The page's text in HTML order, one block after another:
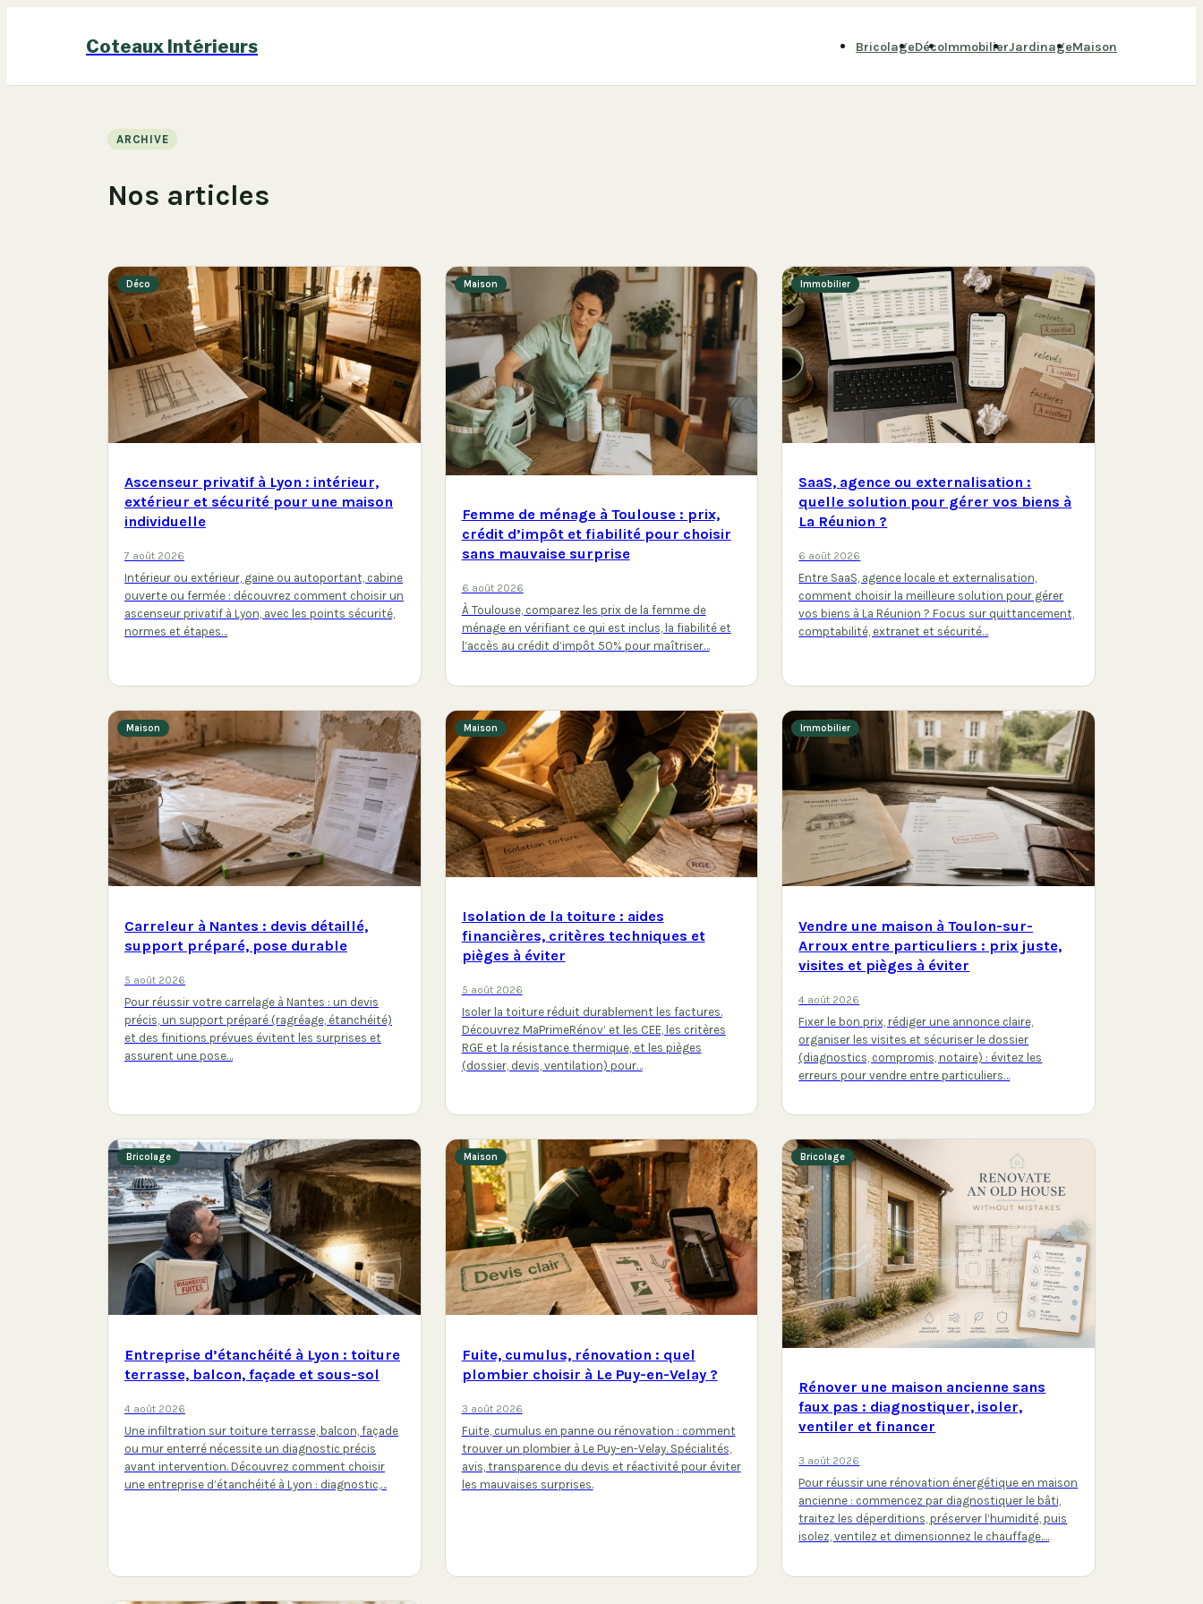
Coteaux Intérieurs BricolageDécoImmobilierJardinageMaison
ARCHIVE
Nos articles
Déco
Ascenseur privatif à Lyon : intérieur,
extérieur et sécurité pour une maison
individuelle
7 août 2026
Intérieur ou extérieur, gaine ou autoportant, cabine
ouverte ou fermée : découvrez comment choisir un
ascenseur privatif à Lyon, avec les points sécurité,
normes et étapes…
Maison
Femme de ménage à Toulouse : prix,
crédit d’impôt et fiabilité pour choisir
sans mauvaise surprise
6 août 2026
À Toulouse, comparez les prix de la femme de
ménage en vérifiant ce qui est inclus, la fiabilité et
l’accès au crédit d’impôt 50% pour maîtriser…
Immobilier
SaaS, agence ou externalisation :
quelle solution pour gérer vos biens à
La Réunion ?
6 août 2026
Entre SaaS, agence locale et externalisation,
comment choisir la meilleure solution pour gérer
vos biens à La Réunion ? Focus sur quittancement,
comptabilité, extranet et sécurité…
Maison
Carreleur à Nantes : devis détaillé,
support préparé, pose durable
5 août 2026
Pour réussir votre carrelage à Nantes : un devis
précis, un support préparé (ragréage, étanchéité)
et des finitions prévues évitent les surprises et
assurent une pose…
Maison
Isolation de la toiture : aides
financières, critères techniques et
pièges à éviter
5 août 2026
Isoler la toiture réduit durablement les factures.
Découvrez MaPrimeRénov’ et les CEE, les critères
RGE et la résistance thermique, et les pièges
(dossier, devis, ventilation) pour…
Immobilier
Vendre une maison à Toulon-sur-
Arroux entre particuliers : prix juste,
visites et pièges à éviter
4 août 2026
Fixer le bon prix, rédiger une annonce claire,
organiser les visites et sécuriser le dossier
(diagnostics, compromis, notaire) : évitez les
erreurs pour vendre entre particuliers…
Bricolage
Entreprise d’étanchéité à Lyon : toiture
terrasse, balcon, façade et sous-sol
4 août 2026
Une infiltration sur toiture terrasse, balcon, façade
ou mur enterré nécessite un diagnostic précis
avant intervention. Découvrez comment choisir
une entreprise d’étanchéité à Lyon : diagnostic,…
Maison
Fuite, cumulus, rénovation : quel
plombier choisir à Le Puy-en-Velay ?
3 août 2026
Fuite, cumulus en panne ou rénovation : comment
trouver un plombier à Le Puy-en-Velay. Spécialités,
avis, transparence du devis et réactivité pour éviter
les mauvaises surprises.
Bricolage
Rénover une maison ancienne sans
faux pas : diagnostiquer, isoler,
ventiler et financer
3 août 2026
Pour réussir une rénovation énergétique en maison
ancienne : commencez par diagnostiquer le bâti,
traitez les déperditions, préserver l’humidité, puis
isolez, ventilez et dimensionnez le chauffage.…